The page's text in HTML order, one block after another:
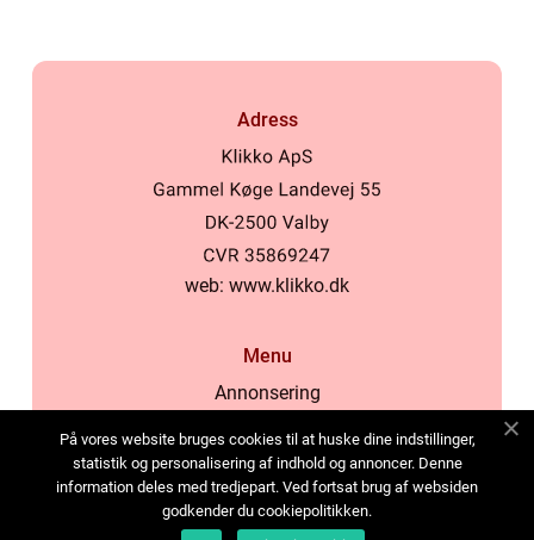
Adress
web: www.klikko.dk
Menu
Annonsering
Cookies
Kontakta oss
Sitemap
På vores website bruges cookies til at huske dine indstillinger,
statistik og personalisering af indhold og annoncer. Denne
information deles med tredjepart. Ved fortsat brug af websiden
godkender du cookiepolitikken.